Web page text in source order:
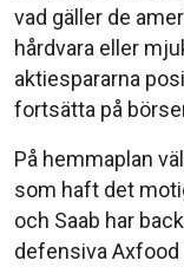
vad gäller de
hårdvara eller
aktiespararna
fortsätta på
På hemmaplan
som haft det
och Saab har
defensiva Axfood